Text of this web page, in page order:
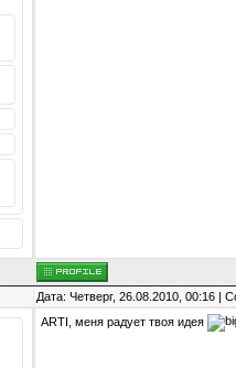
Дата: Четверг, 26.08.2010, 00:16 |
ARTI, меня радует твоя идея